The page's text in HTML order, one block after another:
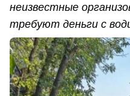
неизвестные
требуют деньги с